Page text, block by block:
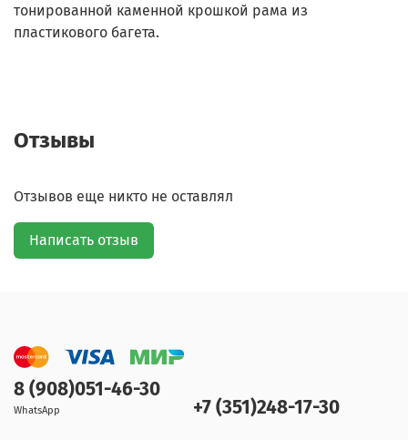
тонированной каменной крошкой рама из
пластикового багета.
Отзывы
Отзывов еще никто не оставлял
Написать отзыв
8 (908)051-46-30
WhatsApp +7 (351)248-17-30